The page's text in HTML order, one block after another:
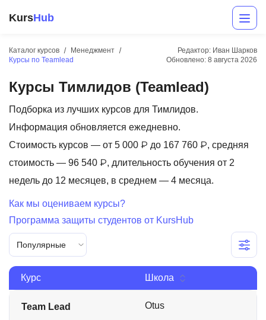
KursHub
Каталог курсов
Менеджмент
Курсы по Teamlead
Редактор: Иван Шарков
Обновлено: 8 августа 2026
Курсы Тимлидов (Teamlead)
Подборка из лучших курсов для Тимлидов.
Информация обновляется ежедневно.
Стоимость курсов — от 5 000 ₽ до 167 760 ₽, средняя
стоимость — 96 540 ₽, длительность обучения от 2
недель до 12 месяцев, в среднем — 4 месяца.
Как мы оцениваем курсы?
Программа защиты студентов от KursHub
Популярные
Курс Школа
Team Lead Otus
Разработка
Маркетинг
Дизайн
Аналитика
Менеджмент
Иностранные языки
Soft Skills